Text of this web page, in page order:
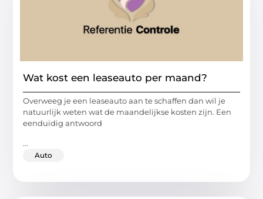
Wat kost een leaseauto per maand?
Overweeg je een leaseauto aan te schaffen dan wil je
natuurlijk weten wat de maandelijkse kosten zijn. Een
eenduidig antwoord
...
Auto